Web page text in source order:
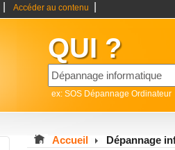
Accéder au contenu
QUI ?
ex: SOS Dépannage Ordinateur
Accueil Dépannage